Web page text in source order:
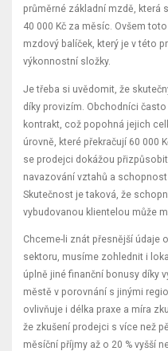
průměrné základní mzdě, která
40 000 Kč za měsíc. Ovšem
mzdový balíček, který je v této
výkonnostní složky.
Je třeba si uvědomit, že
díky provizím. Obchodníci
kontrakt, což popohná jejich
úrovně, které překračují 60 000
se prodejci dokážou
navazování vztahů a
Skutečnost je taková, že
vybudovanou klientelou může
Chceme-li znát přesnější údaje
sektoru, musíme zohlednit i
úplně jiné finanční bonusy díky
městě v porovnání s jinými
ovlivňuje i délka praxe a míra
že zkušení prodejci s více než
měsíční příjmy až o 20 % vyšší